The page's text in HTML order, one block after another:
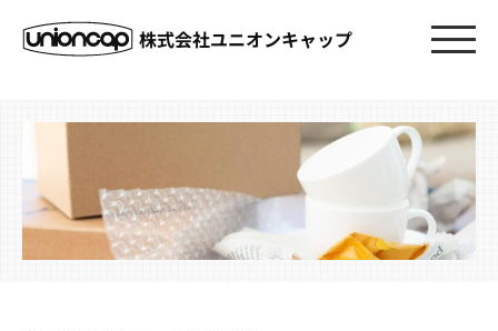
株式会社ユニオンキャップ